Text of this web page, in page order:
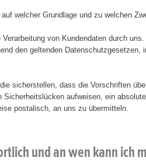
welcher Grundlage und zu welchen
von Kundendaten durch uns.
den geltenden
sicherstellen, dass die Vorschriften
aufweisen, ein
postalisch, an uns zu übermitteln.
und an wen kann ich